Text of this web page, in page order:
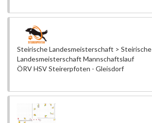
Steirische Landesmeisterschaft > Steirische
Landesmeisterschaft Mannschaftslauf
ÖRV HSV Steirerpfoten - Gleisdorf